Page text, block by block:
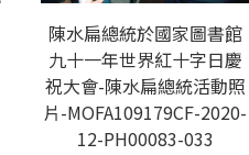
陳水扁總統於國家圖書館
九十一年世界紅十字日慶
祝大會-陳水扁總統活動照
片-MOFA109179CF-2020-
12-PH00083-033